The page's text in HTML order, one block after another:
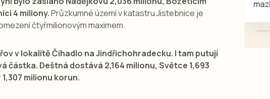
4 miliony.Průzkumné území v katastru Jistebnice je
čtyřmilionovým maximem.
v lokalitě Čihadlo na Jindřichohradecku. I tam putují
částka. Deštná dostává 2,164 milionu, Světce 1,693
milionu korun.
mazlivé, ihned k odběru.